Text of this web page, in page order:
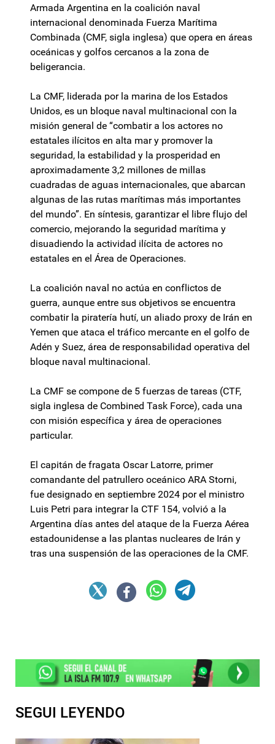
Armada Argentina en la coalición naval
internacional denominada Fuerza Marítima
Combinada (CMF, sigla inglesa) que opera en áreas
oceánicas y golfos cercanos a la zona de
beligerancia.
La CMF, liderada por la marina de los Estados
Unidos, es un bloque naval multinacional con la
misión general de “combatir a los actores no
estatales ilícitos en alta mar y promover la
seguridad, la estabilidad y la prosperidad en
aproximadamente 3,2 millones de millas
cuadradas de aguas internacionales, que abarcan
algunas de las rutas marítimas más importantes
del mundo”. En síntesis, garantizar el libre flujo del
comercio, mejorando la seguridad marítima y
disuadiendo la actividad ilícita de actores no
estatales en el Área de Operaciones.
La coalición naval no actúa en conflictos de
guerra, aunque entre sus objetivos se encuentra
combatir la piratería hutí, un aliado proxy de Irán en
Yemen que ataca el tráfico mercante en el golfo de
Adén y Suez, área de responsabilidad operativa del
bloque naval multinacional.
La CMF se compone de 5 fuerzas de tareas (CTF,
sigla inglesa de Combined Task Force), cada una
con misión específica y área de operaciones
particular.
El capitán de fragata Oscar Latorre, primer
comandante del patrullero oceánico ARA Storni,
fue designado en septiembre 2024 por el ministro
Luis Petri para integrar la CTF 154, volvió a la
Argentina días antes del ataque de la Fuerza Aérea
estadounidense a las plantas nucleares de Irán y
tras una suspensión de las operaciones de la CMF.
SEGUI LEYENDO